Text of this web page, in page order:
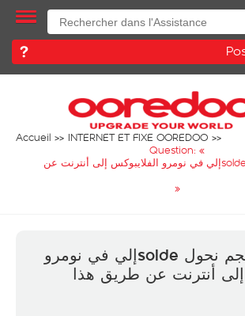
Accueil
INTERNET ET FIXE OOREDOO
Question: «
بالله كيفاه نجم نحول soldeإلي في نومرو الفلايبوكس إلى أنترنت عن
»
بالله كيفاه نجم نحول soldeإلي في نومرو
إلى أنترنت عن طريق هذا